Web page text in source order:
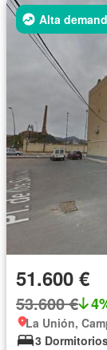
Alta
51.600 €
53.600 €
La Unión,
3